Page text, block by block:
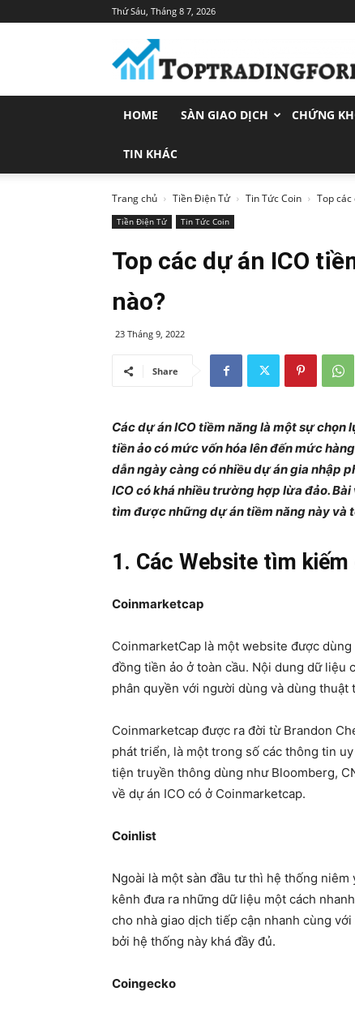
Thứ Sáu, Tháng 8 7, 2026
Trang
Tin
Tức
Đầu
HOME SÀN GIAO DỊCH CHỨNG
TIN KHÁC
Trang chủ Tiền Điện Tử Tin Tức Coin Top
Tiền Điện Tử Tin Tức Coin
Top các dự án ICO
nào?
23 Tháng 9, 2022
Share
Các dự án ICO tiềm năng là một sự
tiền ảo có mức vốn hóa lên đến mức
dẫn ngày càng có nhiều dự án gia nhập
ICO có khá nhiều trường hợp lừa đảo.
tìm được những dự án tiềm năng này và
1. Các Website tìm kiếm
Coinmarketcap
CoinmarketCap là một website được
đồng tiền ảo ở toàn cầu. Nội dung dữ liệu
phân quyền với người dùng và dùng
Coinmarketcap được ra đời từ Brandon
phát triển, là một trong số các thông tin
tiện truyền thông dùng như Bloomberg,
về dự án ICO có ở Coinmarketcap.
Coinlist
Ngoài là một sàn đầu tư thì hệ thống
kênh đưa ra những dữ liệu một cách
cho nhà giao dịch tiếp cận nhanh cùng
bởi hệ thống này khá đầy đủ.
Coingecko